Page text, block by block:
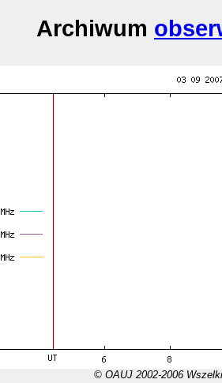
Archiwum
© OAUJ 2002-2006